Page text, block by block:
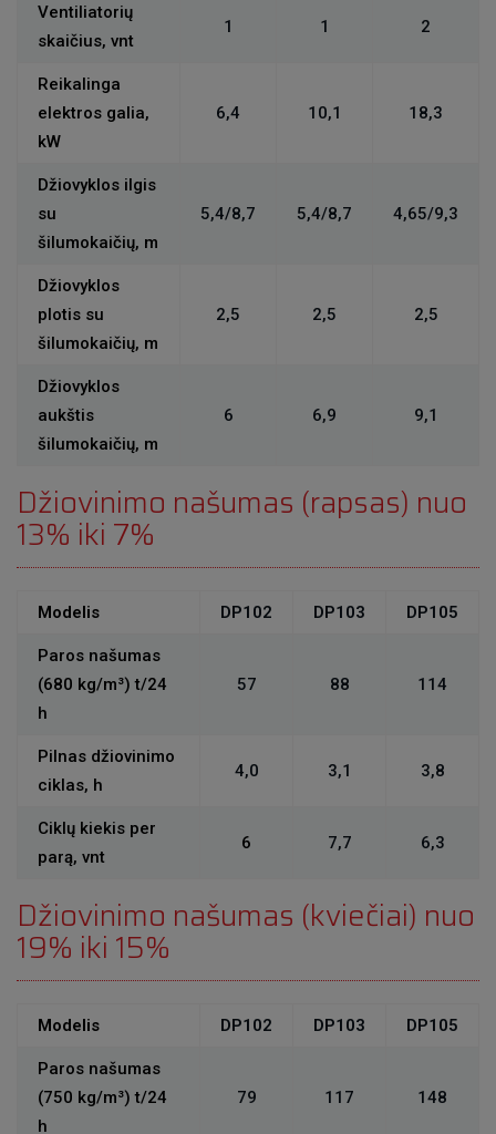
Ventiliatorių
skaičius, vnt
1 1 2
Reikalinga
elektros galia,
kW
6,4 10,1 18,3
Džiovyklos ilgis
su
šilumokaičių, m
5,4/8,7 5,4/8,7 4,65/9,3
Džiovyklos
plotis su
šilumokaičių, m
2,5 2,5 2,5
Džiovyklos
aukštis
šilumokaičių, m
6 6,9 9,1
Džiovinimo našumas (rapsas) nuo
13% iki 7%
Modelis DP102 DP103 DP105
Paros našumas
(680 kg/m³) t/24
h
57 88 114
Pilnas džiovinimo
ciklas, h
4,0 3,1 3,8
Ciklų kiekis per
parą, vnt
6 7,7 6,3
Džiovinimo našumas (kviečiai) nuo
19% iki 15%
Modelis DP102 DP103 DP105
Paros našumas
(750 kg/m³) t/24
h
79 117 148